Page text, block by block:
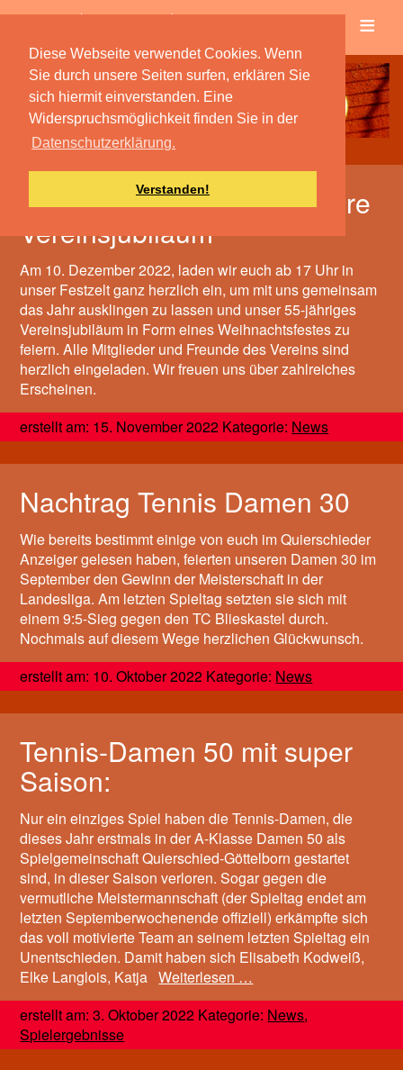
Diese Webseite verwendet Cookies. Wenn
Sie durch unsere Seiten surfen, erklären Sie
sich hiermit einverstanden. Eine
Widerspruchsmöglichkeit finden Sie in der
Datenschutzerklärung.
Verstanden!
≡
Weihnachtsfest und 55 Jahre
Vereinsjubiläum
Am 10. Dezember 2022, laden wir euch ab 17 Uhr in
unser Festzelt ganz herzlich ein, um mit uns gemeinsam
das Jahr ausklingen zu lassen und unser 55-jähriges
Vereinsjubiläum in Form eines Weihnachtsfestes zu
feiern. Alle Mitglieder und Freunde des Vereins sind
herzlich eingeladen. Wir freuen uns über zahlreiches
Erscheinen.
erstellt am: 15. November 2022 Kategorie: News
Nachtrag Tennis Damen 30
Wie bereits bestimmt einige von euch im Quierschieder
Anzeiger gelesen haben, feierten unseren Damen 30 im
September den Gewinn der Meisterschaft in der
Landesliga. Am letzten Spieltag setzten sie sich mit
einem 9:5-Sieg gegen den TC Blieskastel durch.
Nochmals auf diesem Wege herzlichen Glückwunsch.
erstellt am: 10. Oktober 2022 Kategorie: News
Tennis-Damen 50 mit super
Saison:
Nur ein einziges Spiel haben die Tennis-Damen, die
dieses Jahr erstmals in der A-Klasse Damen 50 als
Spielgemeinschaft Quierschied-Göttelborn gestartet
sind, in dieser Saison verloren. Sogar gegen die
vermutliche Meistermannschaft (der Spieltag endet am
letzten Septemberwochenende offiziell) erkämpfte sich
das voll motivierte Team an seinem letzten Spieltag ein
Unentschieden. Damit haben sich Elisabeth Kodweiß,
Elke Langlois, KatjaWeiterlesen …
erstellt am: 3. Oktober 2022 Kategorie: News,
Spielergebnisse